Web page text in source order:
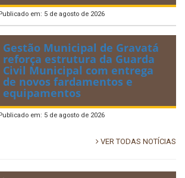
Publicado em: 5 de agosto de 2026
Gestão Municipal de Gravatá
reforça estrutura da Guarda
Civil Municipal com entrega
de novos fardamentos e
equipamentos
Publicado em: 5 de agosto de 2026
VER TODAS NOTÍCIAS